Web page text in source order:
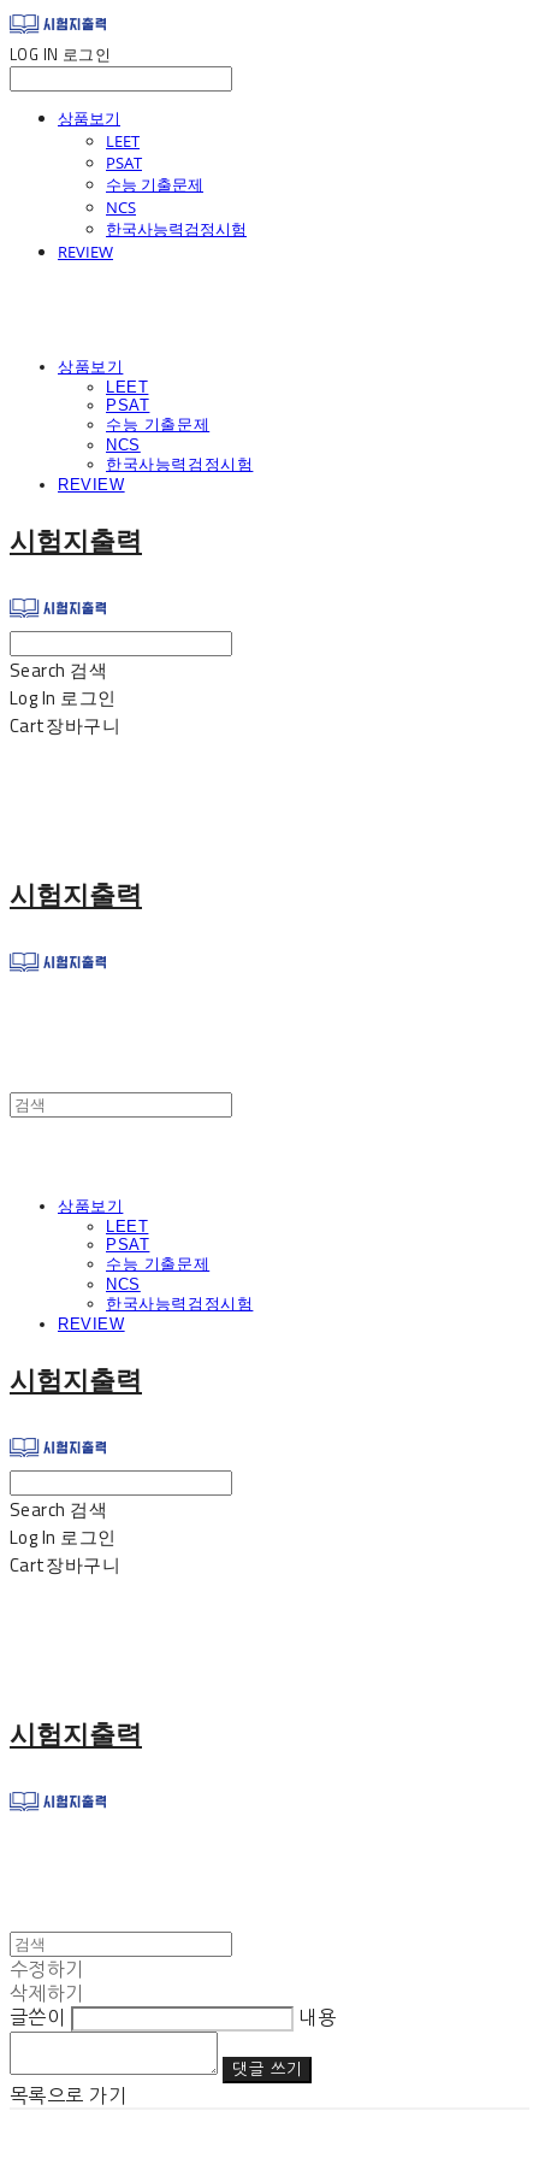
LOG IN 로그인
상품보기
LEET
PSAT
수능 기출문제
NCS
한국사능력검정시험
REVIEW
상품보기
LEET
PSAT
수능 기출문제
NCS
한국사능력검정시험
REVIEW
시험지출력
Search 검색
Log In 로그인
Cart장바구니
시험지출력
상품보기
LEET
PSAT
수능 기출문제
NCS
한국사능력검정시험
REVIEW
시험지출력
Search 검색
Log In 로그인
Cart장바구니
시험지출력
수정하기
삭제하기
글쓴이
내용
댓글 쓰기
목록으로 가기